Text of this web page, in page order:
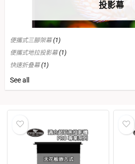
投影幕
便攜式三腳架幕(1)
便攜式地拉投影幕(1)
快速折叠幕(1)
手拉幕(1)
超短焦抗光軟幕(1)
See all